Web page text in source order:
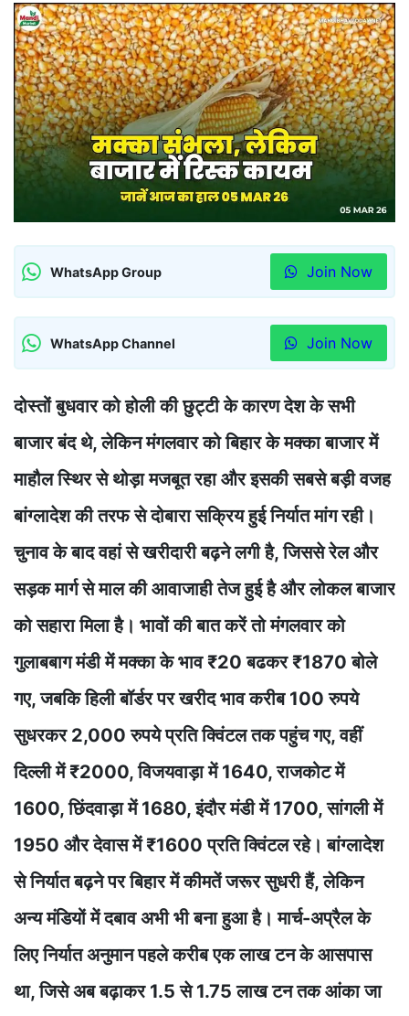
WhatsApp Group Join Now
WhatsApp Channel Join Now
दोस्तों बुधवार को होली की छुट्टी के कारण देश के सभी
बाजार बंद थे, लेकिन मंगलवार को बिहार के मक्का बाजार में
माहौल स्थिर से थोड़ा मजबूत रहा और इसकी सबसे बड़ी वजह
बांग्लादेश की तरफ से दोबारा सक्रिय हुई निर्यात मांग रही।
चुनाव के बाद वहां से खरीदारी बढ़ने लगी है, जिससे रेल और
सड़क मार्ग से माल की आवाजाही तेज हुई है और लोकल बाजार
को सहारा मिला है। भावों की बात करें तो मंगलवार को
गुलाबबाग मंडी में मक्का के भाव ₹20 बढकर ₹1870 बोले
गए, जबकि हिली बॉर्डर पर खरीद भाव करीब 100 रुपये
सुधरकर 2,000 रुपये प्रति क्विंटल तक पहुंच गए, वहीं
दिल्ली में ₹2000, विजयवाड़ा में 1640, राजकोट में
1600, छिंदवाड़ा में 1680, इंदौर मंडी में 1700, सांगली में
1950 और देवास में ₹1600 प्रति क्विंटल रहे। बांग्लादेश
से निर्यात बढ़ने पर बिहार में कीमतें जरूर सुधरी हैं, लेकिन
अन्य मंडियों में दबाव अभी भी बना हुआ है। मार्च-अप्रैल के
लिए निर्यात अनुमान पहले करीब एक लाख टन के आसपास
था, जिसे अब बढ़ाकर 1.5 से 1.75 लाख टन तक आंका जा